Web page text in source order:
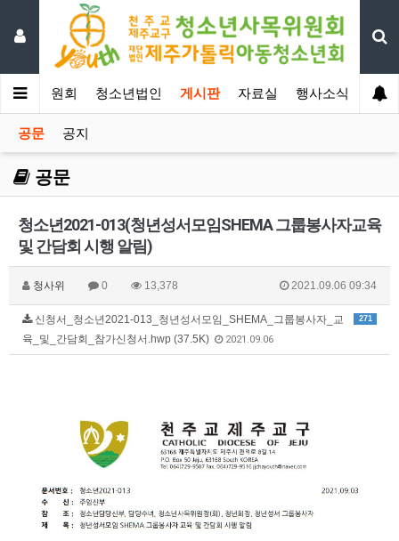
사목위원회 청소년법인 게시판 자료실 행사소식
공문 공지
공문
청소년2021-013(청년성서모임SHEMA 그룹봉사자교육
및 간담회 시행 알림)
청사위 0 13,378 2021.09.06 09:34
271
신청서_청소년2021-013_청년성서모임_SHEMA_그룹봉사자_교
육_및_간담회_참가신청서.hwp (37.5K)
2021.09.06